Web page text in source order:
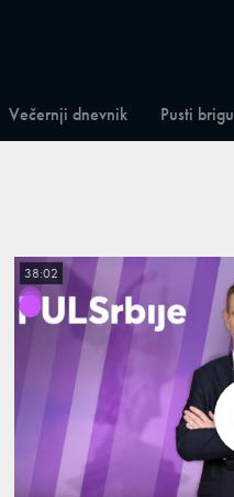
Večernji dnevnik Pusti brigu
38:02